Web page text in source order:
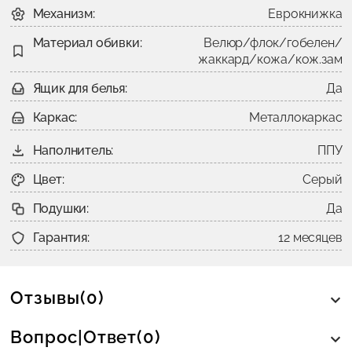
Механизм:
Еврокнижка
Материал обивки:
Велюр/флок/гобелен/
жаккард/кожа/кож.зам
Ящик для белья:
Да
Каркас:
Металлокаркас
Наполнитель:
ППУ
Цвет:
Серый
Подушки:
Да
Гарантия:
12 месяцев
Отзывы(0)
Вопрос|Ответ(0)